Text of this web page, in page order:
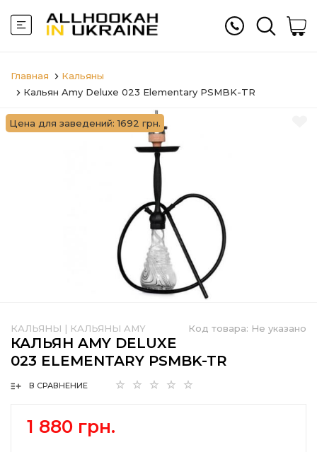
Главная
Кальяны
Кальян Amy Deluxe 023 Elementary PSMBK-TR
Цена для заведений: 1692 грн.
Код товара: Не указано
КАЛЬЯНЫ | КАЛЬЯНЫ AMY
КАЛЬЯН AMY DELUXE
023 ELEMENTARY PSMBK-TR
В СРАВНЕНИЕ
1 880 грн.